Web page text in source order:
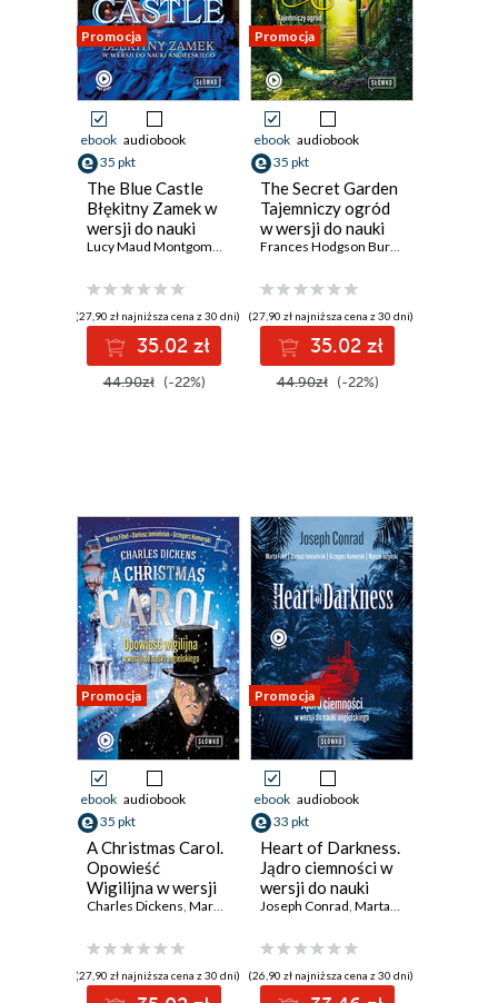
Promocja
ebook audiobook
35 pkt
The Blue Castle
Błękitny Zamek w
wersji do nauki
angielskiego
Lucy Maud Montgomery Marta Fihel, Dariusz Jemielniak
(27,90 zł najniższa cena z 30 dni)
35.02 zł
44.90zł (-22%)
Promocja
ebook audiobook
35 pkt
The Secret Garden
Tajemniczy ogród
w wersji do nauki
angielskiego
Frances Hodgson Burnett
(27,90 zł najniższa cena z 30 dni)
35.02 zł
44.90zł (-22%)
Promocja
ebook audiobook
35 pkt
A Christmas Carol.
Opowieść
Wigilijna w wersji
do nauki
Charles Dickens, Marta Fihel ,Grzegorz Komerski,Daiusz Jemielniak
(27,90 zł najniższa cena z 30 dni)
Promocja
ebook audiobook
33 pkt
Heart of Darkness.
Jądro ciemności w
wersji do nauki
angielskiego
Joseph Conrad, Marta Fihel
(26,90 zł najniższa cena z 30 dni)